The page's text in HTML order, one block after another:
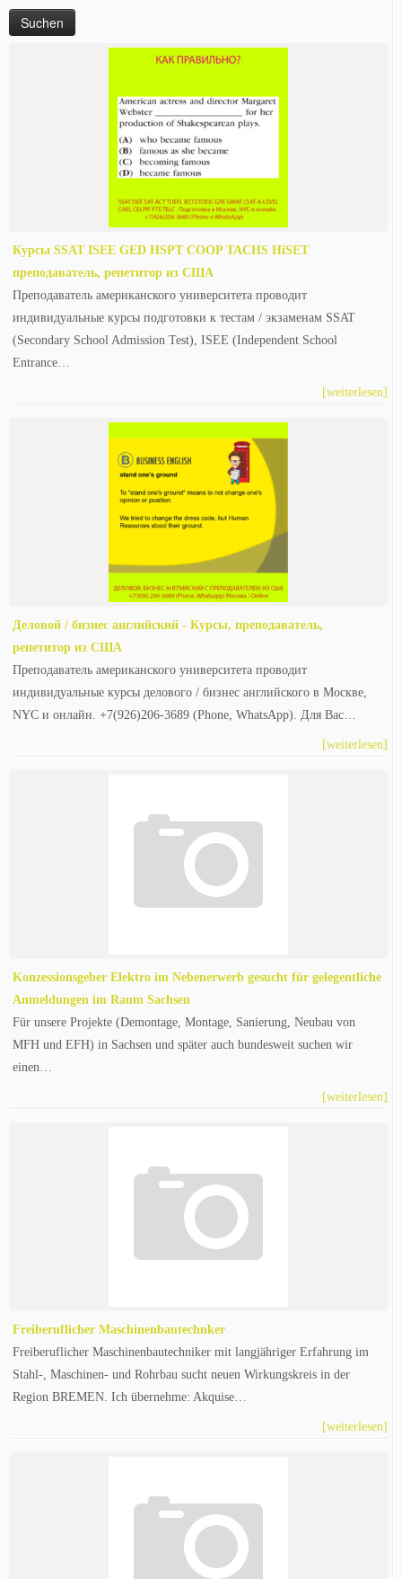
Курсы SSAT ISEE GED HSPT COOP TACHS HiSET
преподаватель, репетитор из США
Преподаватель американского университета проводит
индивидуальные курсы подготовки к тестам / экзаменам SSAT
(Secondary School Admission Test), ISEE (Independent School
Entrance…
[weiterlesen]
Деловой / бизнес английский - Курсы, преподаватель,
репетитор из США
Преподаватель американского университета проводит
индивидуальные курсы делового / бизнес английского в Москве,
NYC и онлайн. +7(926)206-3689 (Phone, WhatsApp). Для Вас…
[weiterlesen]
Konzessionsgeber Elektro im Nebenerwerb gesucht für gelegentliche
Anmeldungen im Raum Sachsen
Für unsere Projekte (Demontage, Montage, Sanierung, Neubau von
MFH und EFH) in Sachsen und später auch bundesweit suchen wir
einen…
[weiterlesen]
Freiberuflicher Maschinenbautechnker
Freiberuflicher Maschinenbautechniker mit langjähriger Erfahrung im
Stahl-, Maschinen- und Rohrbau sucht neuen Wirkungskreis in der
Region BREMEN. Ich übernehme: Akquise…
[weiterlesen]